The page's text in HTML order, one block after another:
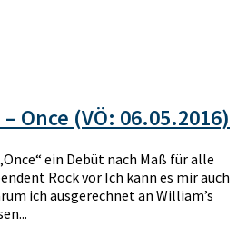
– Once (VÖ: 06.05.2016)
ein Debüt nach Maß für alle
Rock vor Ich kann es mir auch
ich ausgerechnet an William’s